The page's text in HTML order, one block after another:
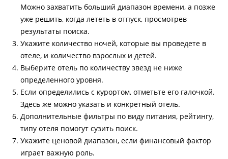
Можно захватить больший диапазон времени, а позже
уже решить, когда лететь в отпуск, просмотрев
результаты поиска.
Укажите количество ночей, которые вы проведете в
отеле, и количество взрослых и детей.
Выберите отель по количеству звезд не ниже
определенного уровня.
Если определились с курортом, отметьте его галочкой.
Здесь же можно указать и конкретный отель.
Дополнительные фильтры по виду питания, рейтингу,
типу отеля помогут сузить поиск.
Укажите ценовой диапазон, если финансовый фактор
играет важную роль.